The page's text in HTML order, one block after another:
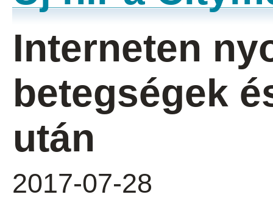
Interneten
betegségek
után
2017-07-28